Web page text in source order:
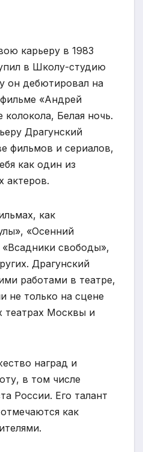
карьеру в 1983
в Школу-студию
он дебютировал на
«Андрей
Белая ночь.
Драгунский
фильмов и сериалов,
как один из
актеров.
как
«Осенний
свободы»,
Драгунский
работами в театре,
не только на сцене
театрах Москвы и
наград и
в том числе
России. Его талант
как